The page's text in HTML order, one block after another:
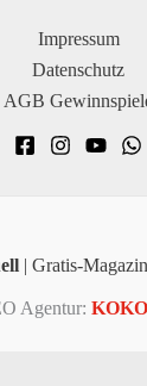
Impressum
Datenschutz
AGB
| Gratis-
Agentur: